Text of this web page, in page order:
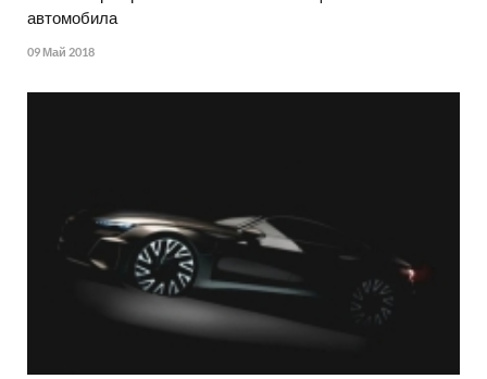
автомобила
09 Май 2018